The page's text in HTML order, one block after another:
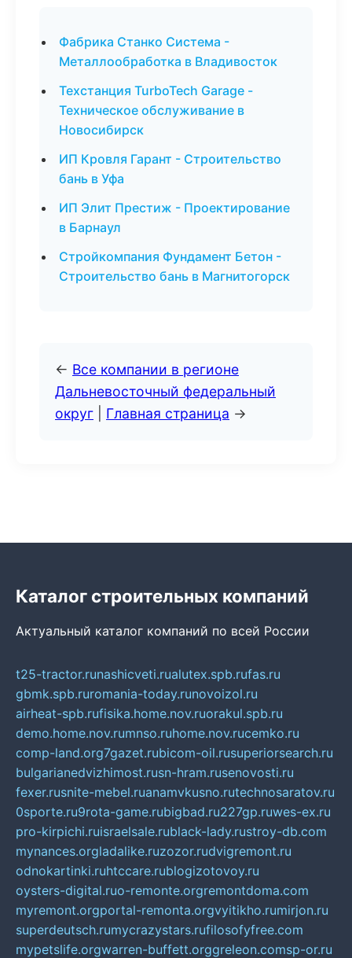
Фабрика Станко Система -
Металлообработка в Владивосток
Техстанция TurboTech Garage -
Техническое обслуживание в
Новосибирск
ИП Кровля Гарант - Строительство
бань в Уфа
ИП Элит Престиж - Проектирование
в Барнаул
Стройкомпания Фундамент Бетон -
Строительство бань в Магнитогорск
← Все компании в регионе
Дальневосточный федеральный
округ
Главная страница →
Каталог строительных компаний
Актуальный каталог компаний по всей России
t25-tractor.runashicveti.rualutex.spb.rufas.ru
gbmk.spb.ruromania-today.runovoizol.ru
airheat-spb.rufisika.home.nov.ruorakul.spb.ru
demo.home.nov.rumnso.ruhome.nov.rucemko.ru
comp-land.org7gazet.rubicom-oil.rusuperiorsearch.ru
bulgarianedvizhimost.rusn-hram.rusenovosti.ru
fexer.rusnite-mebel.ruanamvkusno.rutechnosaratov.ru
0sporte.ru9rota-game.rubigbad.ru227gp.ruwes-ex.ru
pro-kirpichi.ruisraelsale.rublack-lady.rustroy-db.com
mynances.orgladalike.ruzozor.rudvigremont.ru
odnokartinki.ruhtccare.rublogizotovoy.ru
oysters-digital.ruo-remonte.orgremontdoma.com
myremont.orgportal-remonta.orgvyitikho.rumirjon.ru
superdeutsch.rumycrazystars.rufilosofyfree.com
mypetslife.orgwarren-buffett.orggreleon.comsp-or.ru